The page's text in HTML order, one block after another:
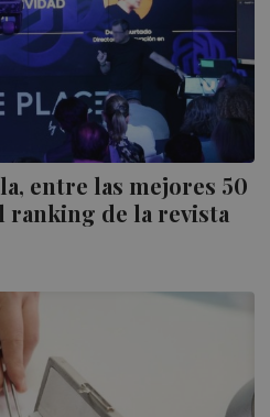
entre las mejores 50
ranking de la revista